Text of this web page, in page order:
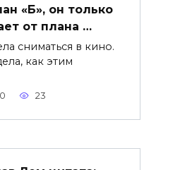
«Б», он только
от плана …
сниматься в кино.
как этим
0 23